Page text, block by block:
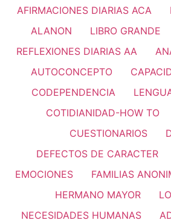
AFIRMACIONES DIARIAS ACA
ALANON
LIBRO GRANDE
REFLEXIONES DIARIAS AA
AUTOCONCEPTO
CODEPENDENCIA
COTIDIANIDAD-HOW TO
CUESTIONARIOS
DEFECTOS DE CARACTER
EMOCIONES
FAMILIAS
HERMANO MAYOR
NECESIDADES HUMANAS